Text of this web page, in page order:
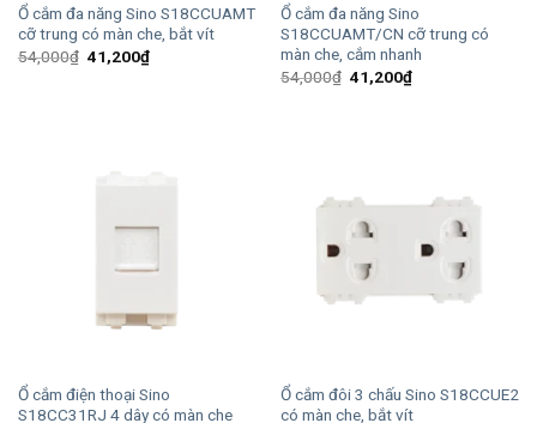
Ổ cắm đa năng Sino S18CCUAMT
cỡ trung có màn che, bắt vít
54,000₫ Giá
gốc
41,200₫Giá
hiện
Ổ cắm đa năng Sino
S18CCUAMT/CN cỡ trung có
màn che, cắm nhanh
54,000₫ Giá
gốc
41,200₫Giá
hiện
Ổ cắm điện thoại Sino
S18CC31RJ 4 dây có màn che
Ổ cắm đôi 3 chấu Sino S18CCUE2
có màn che, bắt vít